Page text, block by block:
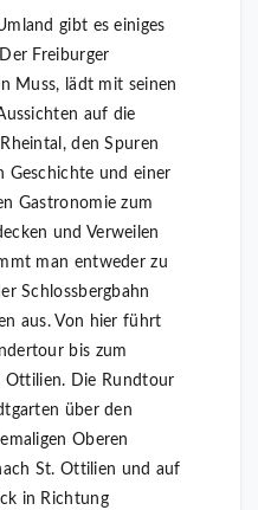
gibt es einiges
Freiburger
Muss, lädt mit seinen
auf die
den Spuren
Geschichte und einer
Gastronomie zum
und Verweilen
man entweder zu
Schlossbergbahn
aus. Von hier führt
bis zum
Ottilien. Die Rundtour
über den
Oberen
St. Ottilien und auf
in Richtung